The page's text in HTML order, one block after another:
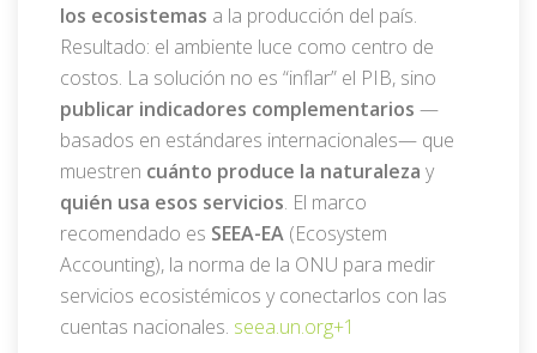
los ecosistemas a la producción del país.
Resultado: el ambiente luce como centro de
costos. La solución no es “inflar” el PIB, sino
publicar indicadores complementarios —
basados en estándares internacionales— que
muestren cuánto produce la naturaleza y
quién usa esos servicios. El marco
recomendado es SEEA-EA (Ecosystem
Accounting), la norma de la ONU para medir
servicios ecosistémicos y conectarlos con las
cuentas nacionales. seea.un.org+1